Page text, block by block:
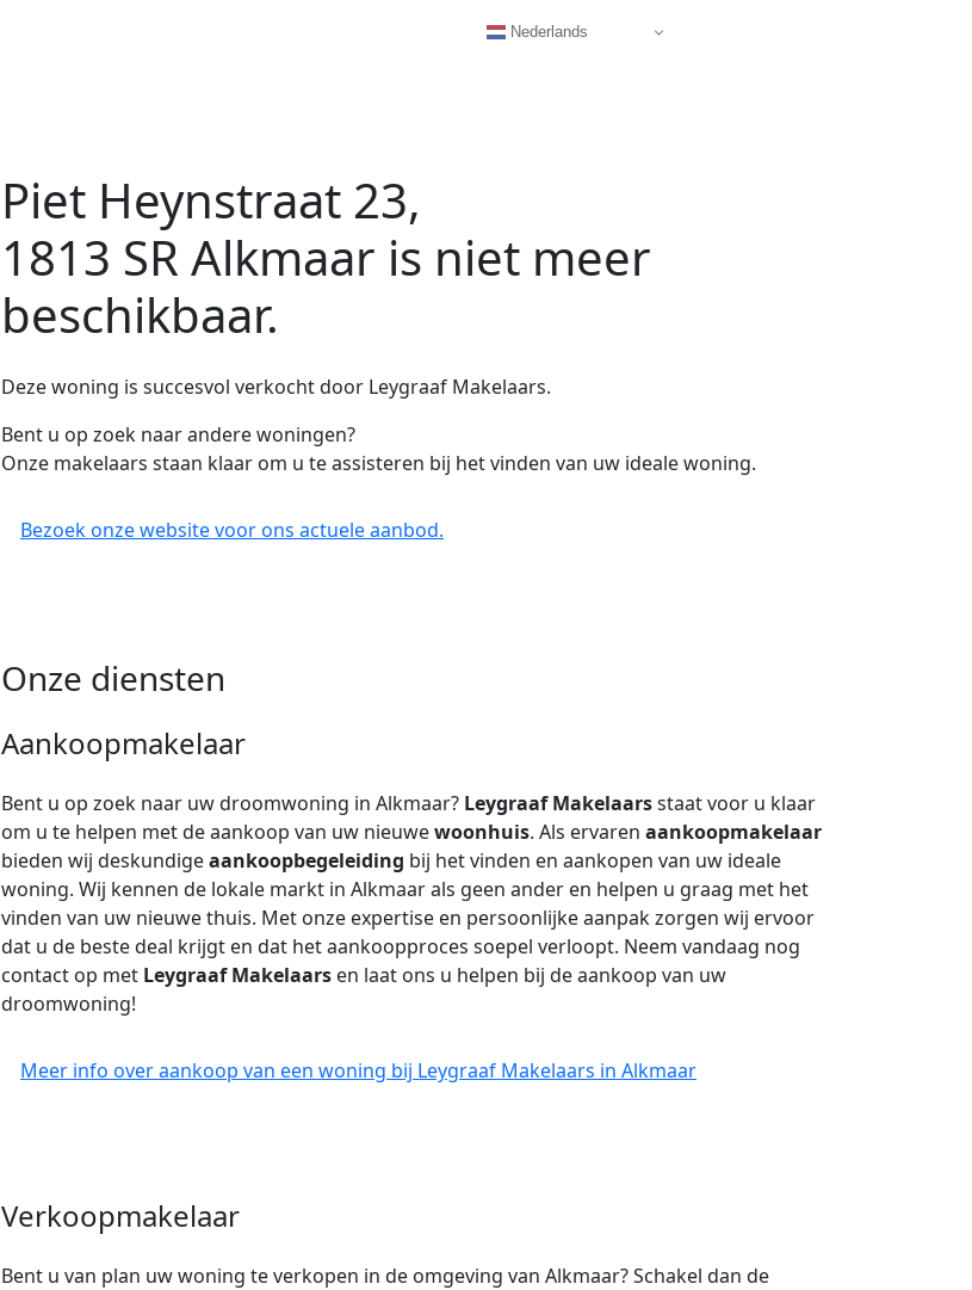
Piet Heynstraat 23,
1813 SR Alkmaar is niet meer
beschikbaar.
Deze woning is succesvol verkocht door Leygraaf Makelaars.
Bent u op zoek naar andere woningen?
Onze makelaars staan klaar om u te assisteren bij het vinden van uw ideale woning.
Bezoek onze website voor ons actuele aanbod.
Onze diensten
Aankoopmakelaar
Bent u op zoek naar uw droomwoning in Alkmaar? Leygraaf Makelaarsstaat voor u klaar
om u te helpen met de aankoop van uw nieuwewoonhuis. Als ervaren aankoopmakelaar
bieden wij deskundigeaankoopbegeleiding bij het vinden en aankopen van uw ideale
woning. Wij kennen de lokale markt in Alkmaar als geen ander en helpen u graag met het
vinden van uw nieuwe thuis. Met onze expertise en persoonlijke aanpak zorgen wij ervoor
dat u de beste deal krijgt en dat het aankoopproces soepel verloopt. Neem vandaag nog
contact op met Leygraaf Makelaars en laat ons u helpen bij de aankoop van uw
droomwoning!
Meer info over aankoop van een woning bij Leygraaf Makelaars in Alkmaar
Verkoopmakelaar
Bent u van plan uw woning te verkopen in de omgeving van Alkmaar? Schakel dan de
Nederlands